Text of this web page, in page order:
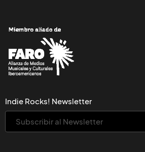
Indie Rocks! Newsletter